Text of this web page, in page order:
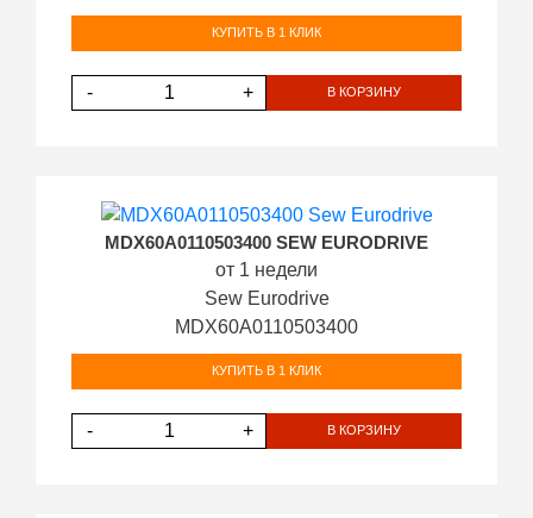
КУПИТЬ В 1 КЛИК
- + В КОРЗИНУ
MDX60A0110503400 SEW EURODRIVE
от 1 недели
Sew Eurodrive
MDX60A0110503400
КУПИТЬ В 1 КЛИК
- + В КОРЗИНУ